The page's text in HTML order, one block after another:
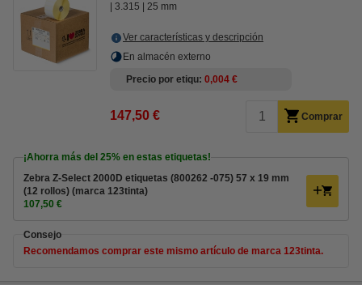
3.315
25 mm
Ver características y descripción
En almacén externo
Precio por etiqu 0,004 €
147,50 € Comprar
¡Ahorra más del 25% en estas etiquetas!
Zebra Z-Select 2000D etiquetas (800262 -075) 57 x 19 mm
(12 rollos) (marca 123tinta)
107,50 €
Consejo
Recomendamos comprar este mismo artículo de marca 123tinta.